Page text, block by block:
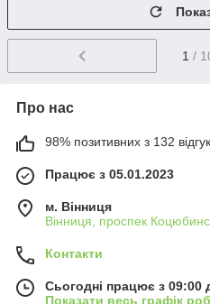
1 /
Про нас
98% позитивних з 132
Працює з 05.01.2023
м. Вінниця
Вінниця, проспек
Контакти
Сьогодні працює з 09:00
Показати весь графік